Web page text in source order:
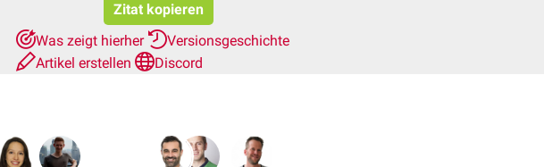
Zitat kopieren
Was zeigt hierher
Versionsgeschichte
Artikel erstellen
Discord